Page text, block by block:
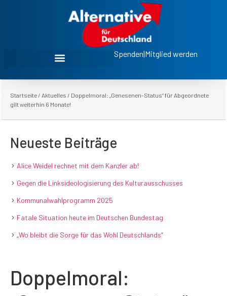
Spenden|Mitglied werden
Startseite / Aktuelles / Doppelmoral: „Genesenen-Status“ für Abgeordnete
gilt weiterhin 6 Monate!
Neueste Beiträge
Alice Weidel rechnet mit dem Kanzler ab!
Gegen die Linksideologisierung des Kulturausschusses
Kommunalwahlprogramm 2025
Fatale Situation heute im Deutschen Bundestag
„Wo bleibt die Sorge für das Wohl Deutschlands“
Doppelmoral: